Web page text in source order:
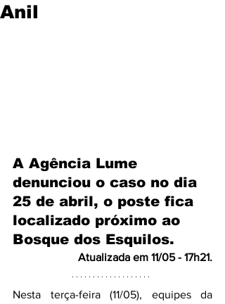
Anil
A Agência Lume
denunciou o caso no dia
25 de abril, o poste fica
localizado próximo ao
Bosque dos Esquilos.
Atualizada em 11/05 - 17h21.
Nesta terça-feira (11/05), equipes da